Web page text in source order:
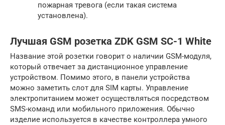
пожарная тревога (если такая система
установлена).
Лучшая GSM розетка ZDK GSM SC-1 White
Название этой розетки говорит о наличии GSM-модуля,
который отвечает за дистанционное управление
устройством. Помимо этого, в панели устройства
можно заметить слот для SIM карты. Управление
электропитанием может осуществляться посредством
SMS-команд или мобильного приложения. Обычно
изделие используется в качестве контроллера умного